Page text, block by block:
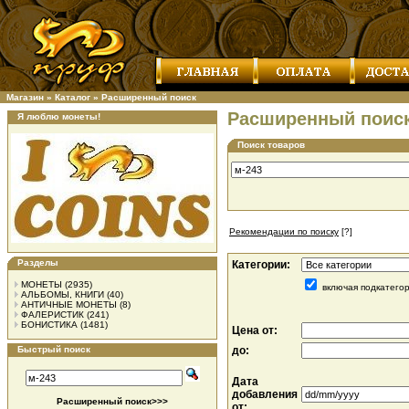
Магазин » Каталог » Расширенный поиск
Я люблю монеты!
Разделы
МОНЕТЫ (2935)
АЛЬБОМЫ, КНИГИ (40)
АНТИЧНЫЕ МОНЕТЫ (8)
ФАЛЕРИСТИК (241)
БОНИСТИКА (1481)
Быстрый поиск
Расширенный поиск>>>
Расширенный
Поиск товаров
Рекомендации по поиску [?]
Категории:
включая
Цена от:
до:
Дата
добавления